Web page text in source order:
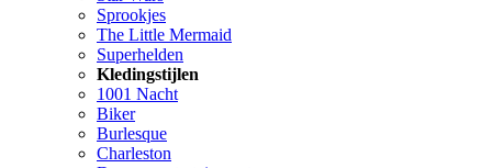
Sprookjes
The Little Mermaid
Superhelden
Kledingstijlen
1001 Nacht
Biker
Burlesque
Charleston